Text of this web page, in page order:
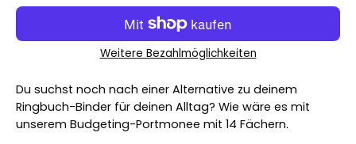
Weitere Bezahlmöglichkeiten
Du suchst noch nach einer Alternative zu deinem
Ringbuch-Binder für deinen Alltag? Wie wäre es mit
unserem Budgeting-Portmonee mit 14 Fächern.